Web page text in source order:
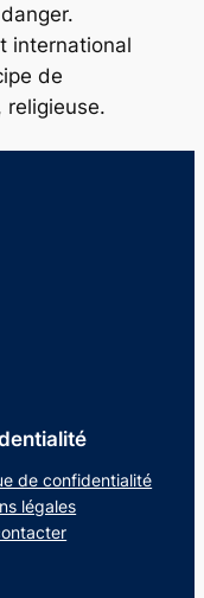
international
de
religieuse.
de confidentialité
légales